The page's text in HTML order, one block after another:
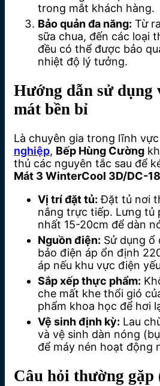
trong mắt khách hàng.
Bảo quản đa năng: Từ
sữa chua, đến các loại
đều có thể được bảo
nhiệt độ lý tưởng.
Hướng dẫn sử dụng
mát bền bỉ
Là chuyên gia trong lĩnh
nghiệp, Bếp Hùng Cường
thủ các nguyên tắc sau để
Mát 3 WinterCool 3D/DC-
Vị trí đặt tủ: Đặt tủ nơi
nắng trực tiếp. Lưng tủ
nhất 15-20cm để dàn
Nguồn điện: Sử dụng ổ
bảo điện áp ổn định
áp nếu khu vực điện
Sắp xếp thực phẩm:
che mất khe thổi gió
phẩm khoa học để hơi
Vệ sinh định kỳ: Lau
và vệ sinh dàn nóng
để máy nén hoạt động
Câu hỏi thường gặp